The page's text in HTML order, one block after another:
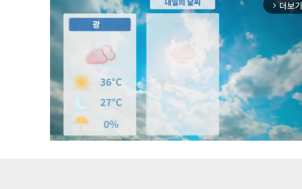
arrow_forward_ios 더보기